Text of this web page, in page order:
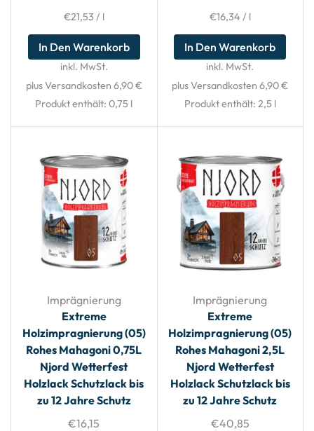
€21,53 / l
In Den Warenkorb
inkl. MwSt.
plus Versandkosten 6,90 €
Produkt enthält: 0,75 l
€16,34 / l
In Den Warenkorb
inkl. MwSt.
plus Versandkosten 6,90 €
Produkt enthält: 2,5 l
Imprägnierung
Extreme
Holzimpragnierung (05)
Rohes Mahagoni 0,75L
Njord Wetterfest
Holzlack Schutzlack bis
zu 12 Jahre Schutz
€16,15
Imprägnierung
Extreme
Holzimpragnierung (05)
Rohes Mahagoni 2,5L
Njord Wetterfest
Holzlack Schutzlack bis
zu 12 Jahre Schutz
€40,85